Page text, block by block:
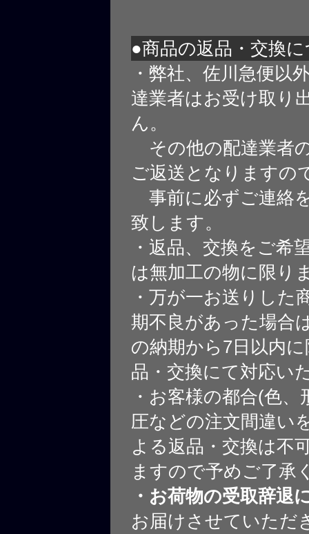
●商品の返品・交換
・弊社、佐川急便以
達業者はお受け取り
ん。
その他の配達業者
ご返送となりますの
事前に必ずご連絡
致します。
・返品、交換をご希
は無加工の物に限り
・万が一お送りした
期不良があった場合
の納期から7日以内
品・交換にて対応い
・お客様の都合(色、
圧などの注文間違い
よる返品・交換は不
ますので予めご了承
・お荷物の受取辞退
お届けさせていただ